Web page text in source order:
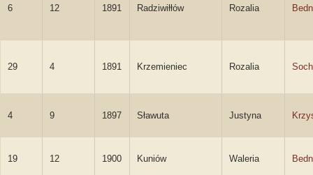
6 12 1891 Radziwiłłów Rozalia
29 4 1891 Krzemieniec Rozalia
4 9 1897 Sławuta Justyna
19 12 1900 Kuniów Waleria